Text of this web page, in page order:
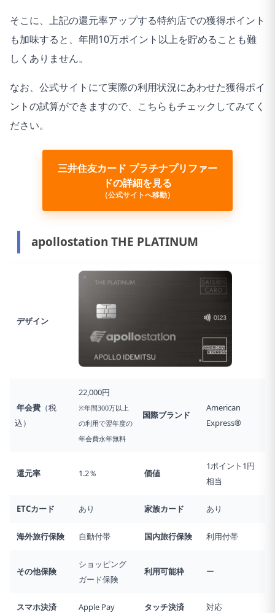
※カード現物のタッチ決済、iD、カードの差し込み、磁気取引は
対象外です。
※商業施設内にある店舗などでは、一部ポイント付与の対象と
なりません。
ませんので、ご了承ください。上記、タッチ決済とならない金
額の上限は、ご利用される店舗によって異なる場合がございま
※スマホのタッチ決済対象店舗とモバイルオーダーの対象店舗
い。
※ポイント還元率は利用金額に対する獲得ポイントを示したも
らない場合があります。
そこに、上記の還元率アップする特約店での獲得ポイント
も加味すると、年間10万ポイント以上を貯めることも難
しくありません。
なお、公式サイトにて実際の利用状況にあわせた獲得ポイ
ントの試算ができますので、こちらもチェックしてみてく
ださい。
三井住友カード プラチナプリファー
ドの詳細を見る
（公式サイトへ移動）
apollostation THE PLATINUM
デザイン
年会費 （税
込）
22,000円
※年間300万以上
の利用で翌年度の
年会費永年無料
国際ブランド
American
Express®
還元率 1.2％ 価値
1ポイント1円
相当
ETCカード あり 家族カード あり
海外旅行保険 自動付帯 国内旅行保険 利用付帯
その他保険
ショッピング
ガード保険
利用可能枠 ー
スマホ決済 Apple Pay タッチ決済 対応